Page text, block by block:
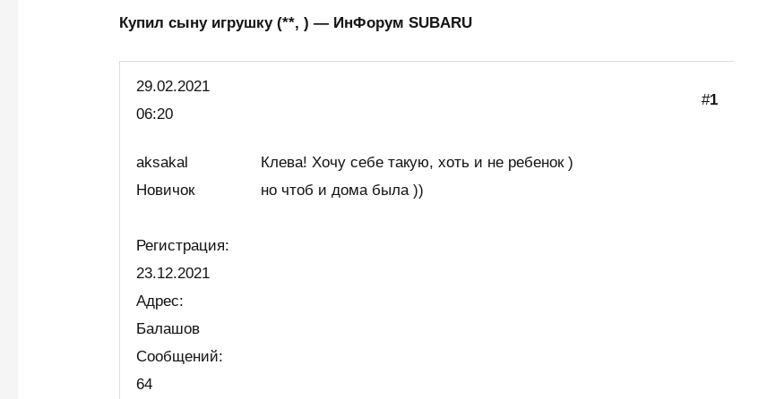
Купил сыну игрушку (**, ) — ИнФорум SUBARU
29.02.2021
06:20
#1
aksakal
Новичок
Регистрация:
23.12.2021
Адрес:
Балашов
Сообщений:
64
Клева! Хочу себе такую, хоть и не ребенок )
но чтоб и дома была ))